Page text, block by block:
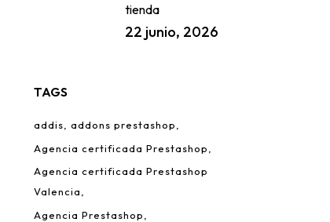
tienda
22 junio, 2026
TAGS
addis
addons prestashop
Agencia certificada Prestashop
Agencia certificada Prestashop
Valencia
Agencia Prestashop